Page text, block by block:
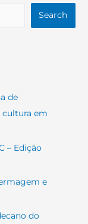
Search
de
cultura em
– Edição
e
do